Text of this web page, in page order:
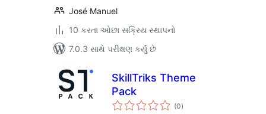
José Manuel
10 કરતા ઓછા સક્રિય સ્થાપનો
7.0.3 સાથે પરીક્ષણ કર્યું છે
SkillTriks Theme
Pack
(0કુલ
રેટિંગ્સ
)